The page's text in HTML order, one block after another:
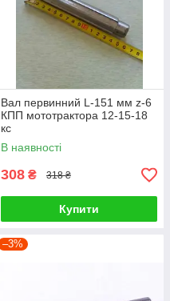
Вал первинний L-151 мм z-6
КПП мототрактора 12-15-18
кс
В наявності
308 ₴ 318 ₴
Купити
–3%